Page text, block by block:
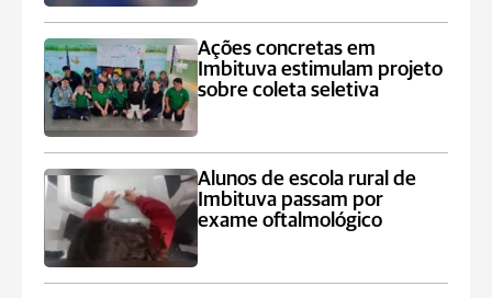
Ações concretas em
Imbituva estimulam projeto
sobre coleta seletiva
Alunos de escola rural de
Imbituva passam por
exame oftalmológico